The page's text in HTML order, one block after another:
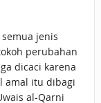
jenis
perubahan
dicaci karena
amal itu dibagi
al-Qarni